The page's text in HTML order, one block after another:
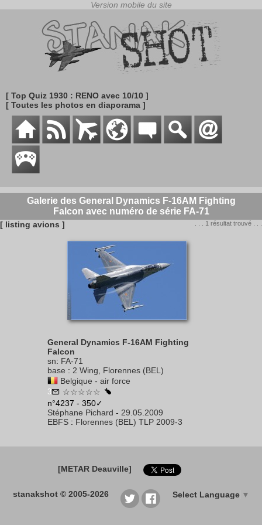
[ Top Quiz 1930 : RENO avec 10/10 ]
[ Toutes les photos en diaporama ]
Galerie des General Dynamics F-16AM Fighting
Falcon avec numéro de série FA-71
[ listing avions ] . . . 1 résultat trouvé . . .
General Dynamics F-16AM Fighting
Falcon
sn: FA-71
base : 2 Wing, Florennes (BEL)
Belgique - air force
3
☆☆☆☆☆
n°4237 - 350✓
Stéphane Pichard - 29.05.2009
EBFS : Florennes (BEL) TLP 2009-3
[METAR Deauville]
stanakshot © 2005-2026 Select Language ▼